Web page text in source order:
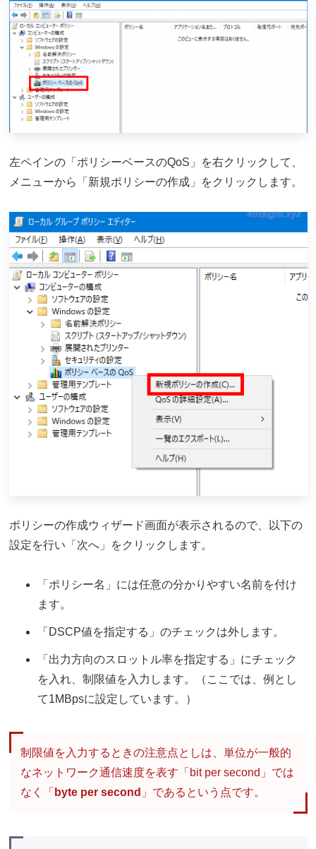
左ペインの「ポリシーベースのQoS」を右クリックして、
メニューから「新規ポリシーの作成」をクリックします。
ポリシーの作成ウィザード画面が表示されるので、以下の
設定を行い「次へ」をクリックします。
「ポリシー名」には任意の分かりやすい名前を付け
ます。
「DSCP値を指定する」のチェックは外します。
「出力方向のスロットル率を指定する」にチェック
を入れ、制限値を入力します。（ここでは、例とし
て1MBpsに設定しています。）
制限値を入力するときの注意点としは、単位が一般的
なネットワーク通信速度を表す「bit per second」では
なく「 byte per second 」であるという点です。